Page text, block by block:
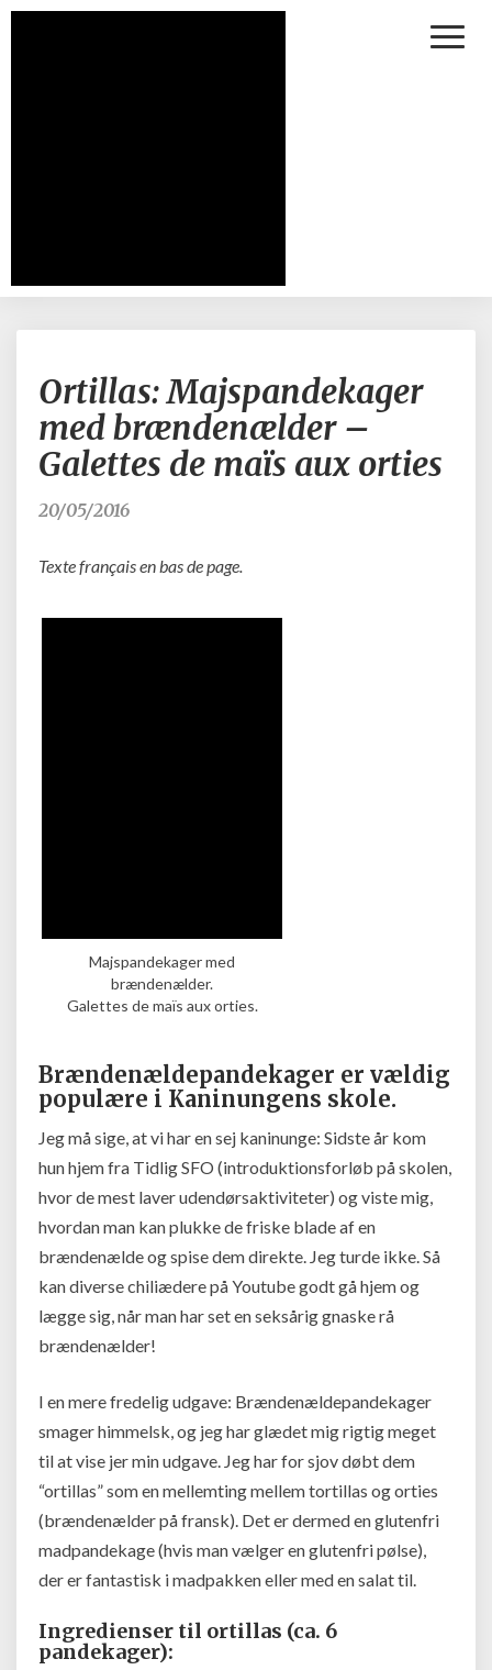
Majspandekager
med
brændenælder
–
Galettes
Ortillas: Majspandekager
med brændenælder –
Galettes de maïs aux orties
20/05/2016
Texte français en bas de page.
Majspandekager med
brændenælder.
Galettes de maïs aux orties.
Brændenældepandekager er vældig
populære i Kaninungens skole.
Jeg må sige, at vi har en sej kaninunge: Sidste år kom
hun hjem fra Tidlig SFO (introduktionsforløb på skolen,
hvor de mest laver udendørsaktiviteter) og viste mig,
hvordan man kan plukke de friske blade af en
brændenælde og spise dem direkte. Jeg turde ikke. Så
kan diverse chiliædere på Youtube godt gå hjem og
lægge sig, når man har set en seksårig gnaske rå
brændenælder!
I en mere fredelig udgave: Brændenældepandekager
smager himmelsk, og jeg har glædet mig rigtig meget
til at vise jer min udgave. Jeg har for sjov døbt dem
“ortillas” som en mellemting mellem tortillas og orties
(brændenælder på fransk). Det er dermed en glutenfri
madpandekage (hvis man vælger en glutenfri pølse),
der er fantastisk i madpakken eller med en salat til.
Ingredienser til ortillas (ca. 6
pandekager):